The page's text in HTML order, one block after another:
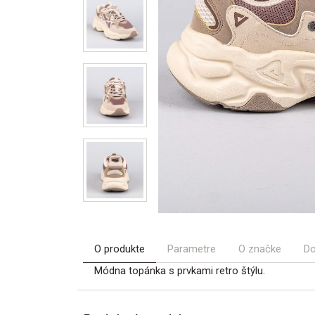
O produkte Parametre O značke
Módna topánka s prvkami retro štýlu.